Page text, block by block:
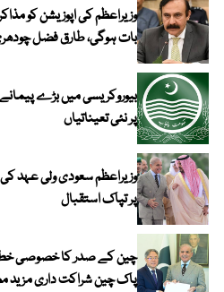
وزیراعظم کی اپوزیشن کو
بات ہوگی، طارق فضل
بیوروکریسی میں بڑے پیمانے
پر نئی تعیناتیاں
وزیراعظم سعودی ولی عہد
پر تپاک استقبال
چین کے صدر کا خصوصی خط
پاک چین شراکت داری مزید